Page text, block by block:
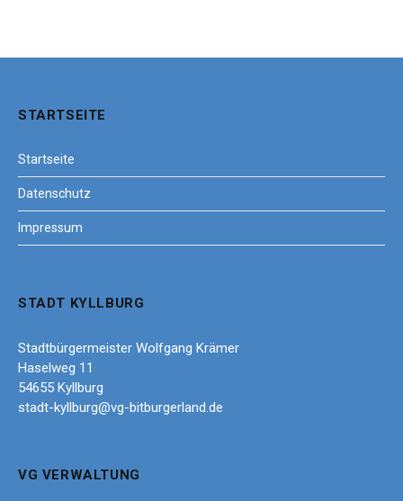
STARTSEITE
Startseite
Datenschutz
Impressum
STADT KYLLBURG
Stadtbürgermeister Wolfgang Krämer
Haselweg 11
54655 Kyllburg
stadt-kyllburg@vg-bitburgerland.de
VG VERWALTUNG